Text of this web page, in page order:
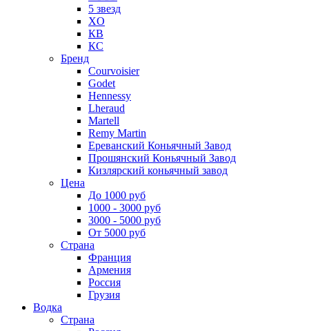
5 звезд
XO
КВ
КС
Бренд
Courvoisier
Godet
Hennessy
Lheraud
Martell
Remy Martin
Ереванский Коньячный Завод
Прошянский Коньячный Завод
Кизлярский коньячный завод
Цена
До 1000 руб
1000 - 3000 руб
3000 - 5000 руб
От 5000 руб
Страна
Франция
Армения
Россия
Грузия
Водка
Страна